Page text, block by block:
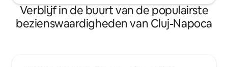
Verblijf in de buurt van de populairste
bezienswaardigheden van Cluj-Napoca